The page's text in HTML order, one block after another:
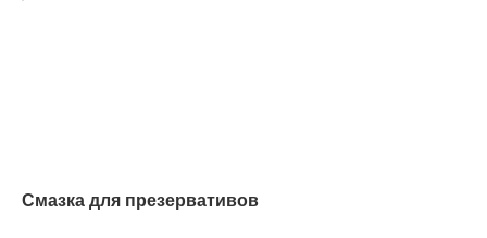
Смазка для презервативов